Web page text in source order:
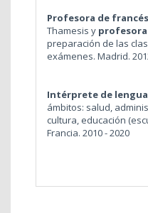
Profesora de francés
Thamesis y profesora
preparación de las
exámenes. Madrid.
Intérprete de
ámbitos: salud,
cultura, educación
Francia. 2010 - 2020